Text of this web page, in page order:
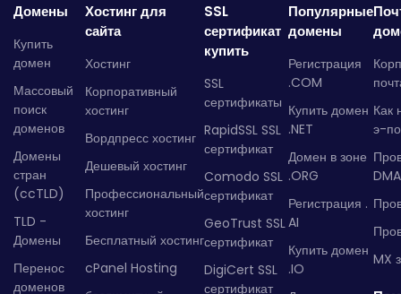
Домены
Купить
домен
Массовый
поиск
доменов
Домены
стран
(ccTLD)
TLD -
Домены
Перенос
доменов
Хостинг для
сайта
Хостинг
Корпоративный
хостинг
Вордпресс хостинг
Дешевый хостинг
Профессиональный
хостинг
Бесплатный хостинг
cPanel Hosting
SSL
сертификат
купить
SSL
сертификаты
RapidSSL SSL
сертификат
Comodo SSL
сертификат
GeoTrust SSL
сертификат
DigiCert SSL
сертификат
Популярные
домены
Регистрация
.COM
Купить домен
.NET
Домен в зоне
.ORG
Регистрация .
AI
Купить домен
.IO
Как
э-
MX